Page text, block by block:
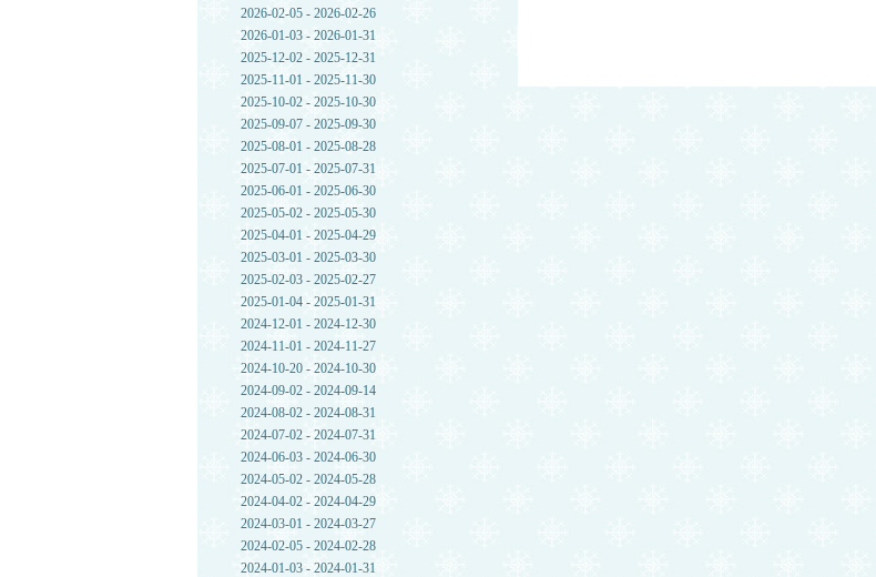
2026-02-05 - 2026-02-26
2026-01-03 - 2026-01-31
2025-12-02 - 2025-12-31
2025-11-01 - 2025-11-30
2025-10-02 - 2025-10-30
2025-09-07 - 2025-09-30
2025-08-01 - 2025-08-28
2025-07-01 - 2025-07-31
2025-06-01 - 2025-06-30
2025-05-02 - 2025-05-30
2025-04-01 - 2025-04-29
2025-03-01 - 2025-03-30
2025-02-03 - 2025-02-27
2025-01-04 - 2025-01-31
2024-12-01 - 2024-12-30
2024-11-01 - 2024-11-27
2024-10-20 - 2024-10-30
2024-09-02 - 2024-09-14
2024-08-02 - 2024-08-31
2024-07-02 - 2024-07-31
2024-06-03 - 2024-06-30
2024-05-02 - 2024-05-28
2024-04-02 - 2024-04-29
2024-03-01 - 2024-03-27
2024-02-05 - 2024-02-28
2024-01-03 - 2024-01-31